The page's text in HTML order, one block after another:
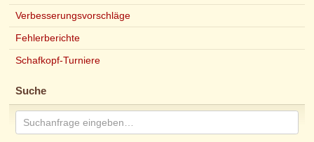
Verbesserungsvorschläge
Fehlerberichte
Schafkopf-Turniere
Suche